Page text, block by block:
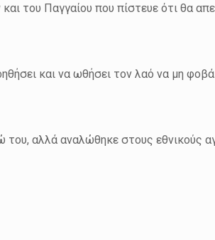
του Παγγαίου που πίστευε ότι θα
και να ωθήσει τον λαό να μη
του, αλλά αναλώθηκε στους εθνικούς